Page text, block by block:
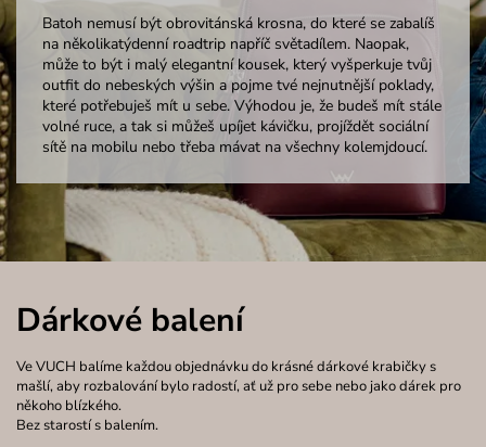
Batoh nemusí být obrovitánská krosna, do které se zabalíš
na několikatýdenní roadtrip napříč světadílem. Naopak,
může to být i malý elegantní kousek, který vyšperkuje tvůj
outfit do nebeských výšin a pojme tvé nejnutnější poklady,
které potřebuješ mít u sebe. Výhodou je, že budeš mít stále
volné ruce, a tak si můžeš upíjet kávičku, projíždět sociální
sítě na mobilu nebo třeba mávat na všechny kolemjdoucí.
Dárkové balení
Ve VUCH balíme každou objednávku do krásné dárkové krabičky s
mašlí, aby rozbalování bylo radostí, ať už pro sebe nebo jako dárek pro
někoho blízkého.
Bez starostí s balením.